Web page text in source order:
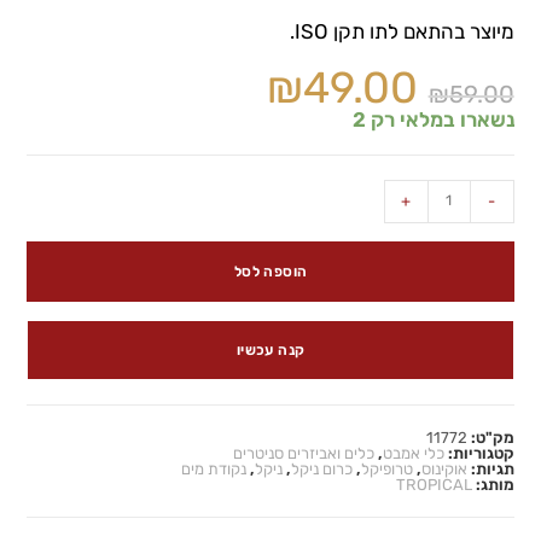
מיוצר בהתאם לתו תקן ISO.
₪59.00
₪49.00
נשארו במלאי רק 2
-
+
הוספה לסל
קנה עכשיו
מק"ט: 11772
קטגוריות:כלי אמבט,כלים ואביזרים סניטרים
תגיות: אוקינוס,טרופיקל,כרום ניקל,ניקל,נקודת מים
מותג: TROPICAL